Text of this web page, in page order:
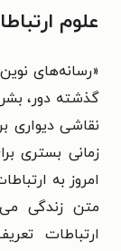
علوم
«رسانه‌های نوین
گذشته دور،
نقاشی دیواری
زمانی بستری
امروز به
متن زندگی
ارتباطات